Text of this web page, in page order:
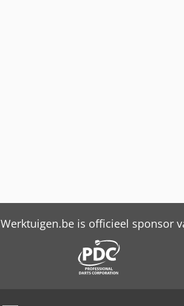
Werktuigen.be is officieel sponsor